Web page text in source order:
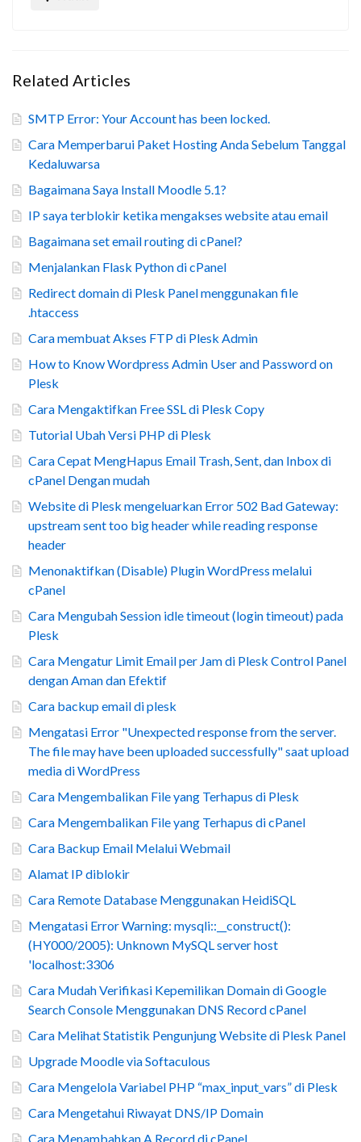
Related Articles
SMTP Error: Your Account has been locked.
Cara Memperbarui Paket Hosting Anda Sebelum Tanggal
Kedaluwarsa
Bagaimana Saya Install Moodle 5.1?
IP saya terblokir ketika mengakses website atau email
Bagaimana set email routing di cPanel?
Menjalankan Flask Python di cPanel
Redirect domain di Plesk Panel menggunakan file
.htaccess
Cara membuat Akses FTP di Plesk Admin
How to Know Wordpress Admin User and Password on
Plesk
Cara Mengaktifkan Free SSL di Plesk Copy
Tutorial Ubah Versi PHP di Plesk
Cara Cepat MengHapus Email Trash, Sent, dan Inbox di
cPanel Dengan mudah
Website di Plesk mengeluarkan Error 502 Bad Gateway:
upstream sent too big header while reading response
header
Menonaktifkan (Disable) Plugin WordPress melalui
cPanel
Cara Mengubah Session idle timeout (login timeout) pada
Plesk
Cara Mengatur Limit Email per Jam di Plesk Control Panel
dengan Aman dan Efektif
Cara backup email di plesk
Mengatasi Error "Unexpected response from the server.
The file may have been uploaded successfully" saat upload
media di WordPress
Cara Mengembalikan File yang Terhapus di Plesk
Cara Mengembalikan File yang Terhapus di cPanel
Cara Backup Email Melalui Webmail
Alamat IP diblokir
Cara Remote Database Menggunakan HeidiSQL
Mengatasi Error Warning: mysqli::__construct():
(HY000/2005): Unknown MySQL server host
'localhost:3306
Cara Mudah Verifikasi Kepemilikan Domain di Google
Search Console Menggunakan DNS Record cPanel
Cara Melihat Statistik Pengunjung Website di Plesk Panel
Upgrade Moodle via Softaculous
Cara Mengelola Variabel PHP “max_input_vars” di Plesk
Cara Mengetahui Riwayat DNS/IP Domain
Cara Menambahkan A Record di cPanel